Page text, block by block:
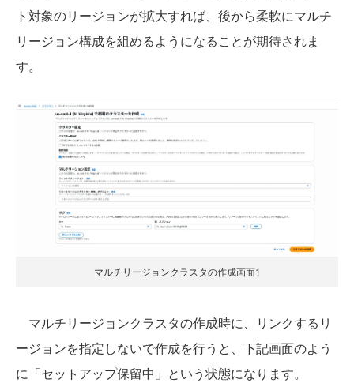
ト対象のリージョンが拡大すれば、後から柔軟にマルチ
リージョン構成を組めるようになることが期待されま
す。
マルチリージョンクラスタの作成画面1
マルチリージョンクラスタの作成時に、リンクするリ
ージョンを指定しないで作成を行うと、下記画面のよう
に「セットアップ保留中」という状態になります。